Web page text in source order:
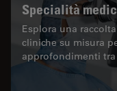
Specialità
Esplora una
cliniche su misura
approfondimenti